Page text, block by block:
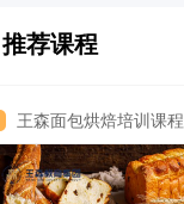
推荐课程
王森面包烘焙培训课程